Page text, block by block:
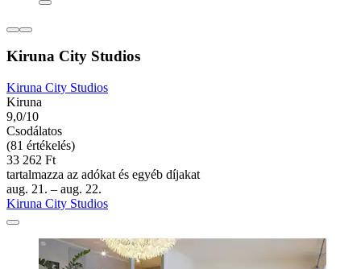
Kiruna City Studios
Kiruna City Studios
Kiruna
9,0/10
Csodálatos
(81 értékelés)
33 262 Ft
tartalmazza az adókat és egyéb díjakat
aug. 21. – aug. 22.
Kiruna City Studios